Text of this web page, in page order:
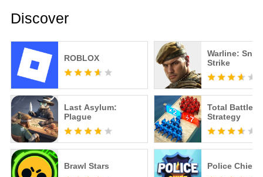
Discover
ROBLOX
Warline:
Strike
Last Asylum:
Plague
Total Battle:
Strategy
Brawl Stars Police Chief